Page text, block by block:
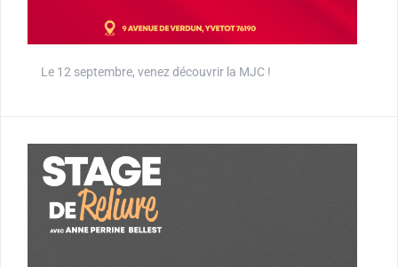
Le 12 septembre, venez découvrir la MJC !